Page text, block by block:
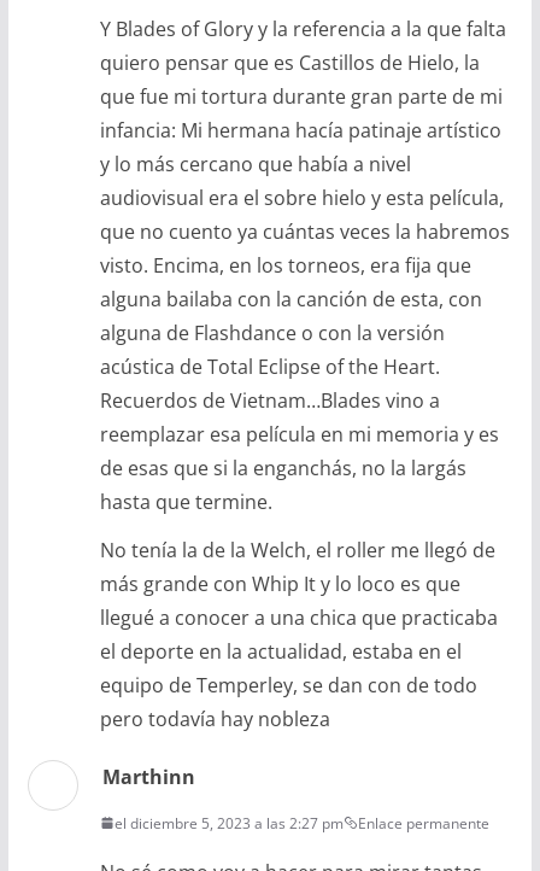
Y Blades of Glory y la referencia a la que falta
quiero pensar que es Castillos de Hielo, la
que fue mi tortura durante gran parte de mi
infancia: Mi hermana hacía patinaje artístico
y lo más cercano que había a nivel
audiovisual era el sobre hielo y esta película,
que no cuento ya cuántas veces la habremos
visto. Encima, en los torneos, era fija que
alguna bailaba con la canción de esta, con
alguna de Flashdance o con la versión
acústica de Total Eclipse of the Heart.
Recuerdos de Vietnam…Blades vino a
reemplazar esa película en mi memoria y es
de esas que si la enganchás, no la largás
hasta que termine.
No tenía la de la Welch, el roller me llegó de
más grande con Whip It y lo loco es que
llegué a conocer a una chica que practicaba
el deporte en la actualidad, estaba en el
equipo de Temperley, se dan con de todo
pero todavía hay nobleza
Marthinn
el diciembre 5, 2023 a las 2:27 pm Enlace permanente